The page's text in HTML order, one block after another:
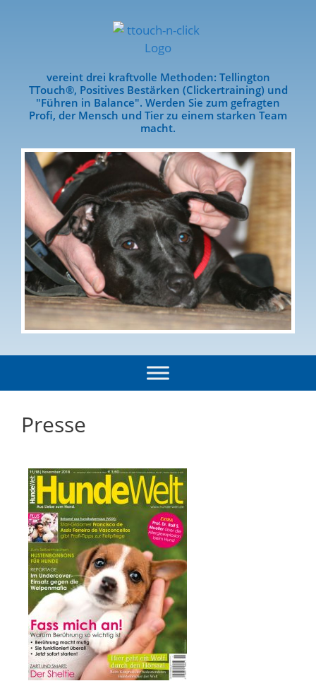
vereint drei kraftvolle Methoden: Tellington
TTouch®, Positives Bestärken (Clickertraining) und
"Führen in Balance". Werden Sie zum gefragten
Profi, der Mensch und Tier zu einem starken Team
macht.
Presse